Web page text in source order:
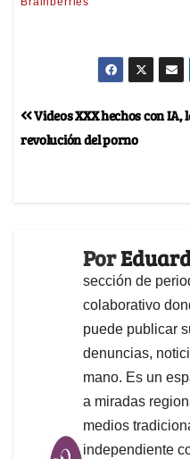
Videos XXX hechos con IA,
revolución del porno
Por
sección de
colaborativo
puede publicar
denuncias,
mano. Es un
a miradas
medios
independiente